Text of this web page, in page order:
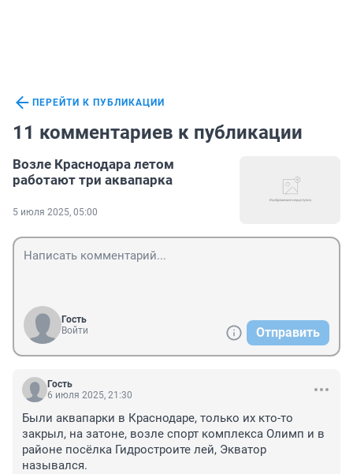
ПЕРЕЙТИ К ПУБЛИКАЦИИ
11 комментариев к публикации
Возле Краснодара летом
работают три аквапарка
5 июля 2025, 05:00
Гость
Войти
Отправить
Гость
6 июля 2025, 21:30
Были аквапарки в Краснодаре, только их кто-то
закрыл, на затоне, возле спорт комплекса Олимп и в
районе посёлка Гидростроите лей, Экватор
назывался.